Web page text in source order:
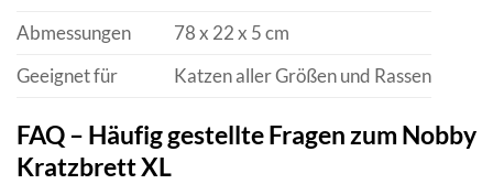
Abmessungen
78 x 22 x 5 cm
Geeignet für
Katzen aller Größen und Rassen
FAQ – Häufig gestellte Fragen zum Nobby
Kratzbrett XL